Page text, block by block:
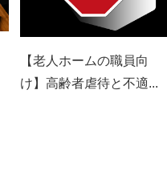
【老人ホームの職員向
け】高齢者虐待と不適...